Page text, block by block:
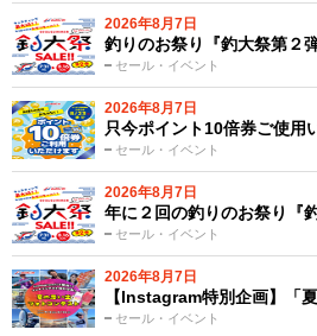
2026年8月7日
セール・イベント
釣りのお祭り『釣大祭第２
2026年8月7日
セール・イベント
只今ポイント10倍券ご使用
2026年8月7日
セール・イベント
年に２回の釣りのお祭り『
2026年8月7日
セール・イベント
【Instagram特別企画】「